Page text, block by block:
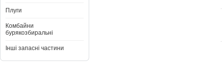
Плуги
Комбайни
бурякозбиральні
Інші запасні частини